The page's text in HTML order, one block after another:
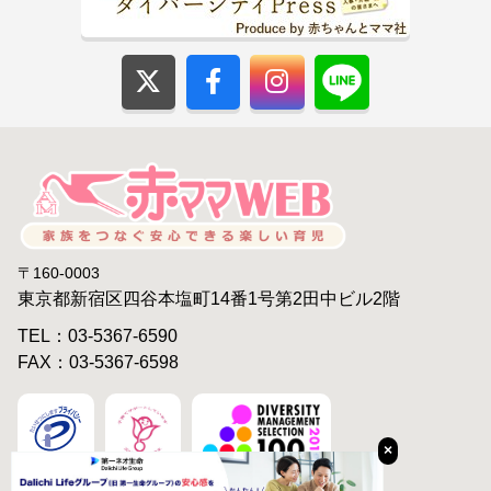
×
〒160-0003
東京都新宿区四谷本塩町14番1号第2田中ビル2階
TEL：03-5367-6590
FAX：03-5367-6598